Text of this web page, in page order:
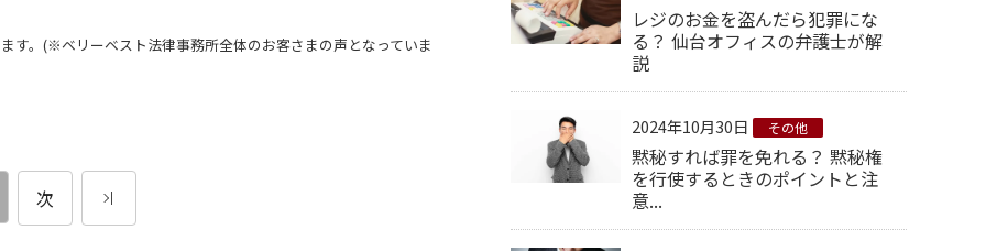
す。(※ベリーベスト法律事務所全体のお客さまの声となっていま
次
レジのお金を盗んだら犯罪にな
る？ 仙台オフィスの弁護士が解
説
2024年10月30日 その他
黙秘すれば罪を免れる？ 黙秘権
を行使するときのポイントと注
意...